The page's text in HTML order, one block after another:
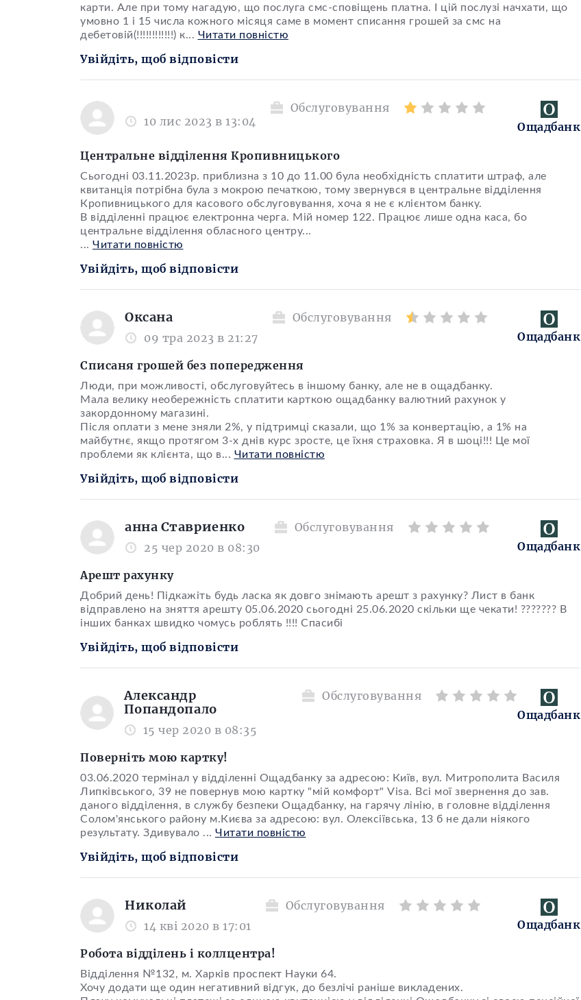
карти. Але при тому нагадую, що послуга смс-сповіщень платна. І цій послузі начхати, що
умовно 1 і 15 числа кожного місяця саме в момент списання грошей за смс на
дебетовій(!!!!!!!!!!!!) к... Читати повністю
Увійдіть, щоб відповісти
10 лис 2023 в 13:04
Обслуговування
Ощадбанк
Центральне відділення Кропивницького
Сьогодні 03.11.2023р. приблизна з 10 до 11.00 була необхідність сплатити штраф, але
квитанція потрібна була з мокрою печаткою, тому звернувся в центральне відділення
Кропивницького для касового обслуговування, хоча я не є клієнтом банку.
В відділенні працює електронна черга. Мій номер 122. Працює лише одна каса, бо
центральне відділення обласного центру...
... Читати повністю
Увійдіть, щоб відповісти
Оксана
09 тра 2023 в 21:27
Обслуговування
Ощадбанк
Списаня грошей без попередження
Люди, при можливості, обслуговуйтесь в іншому банку, але не в ощадбанку.
Мала велику необережність сплатити карткою ощадбанку валютний рахунок у
закордонному магазині.
Після оплати з мене зняли 2%, у підтримці сказали, що 1% за конвертацію, а 1% на
майбутнє, якщо протягом 3-х днів курс зросте, це їхня страховка. Я в шоці!!! Це мої
проблеми як клієнта, що в... Читати повністю
Увійдіть, щоб відповісти
анна Ставриенко
25 чер 2020 в 08:30
Обслуговування
Ощадбанк
Арешт рахунку
Добрий день! Підкажіть будь ласка як довго знімають арешт з рахунку? Лист в банк
відправлено на зняття арешту 05.06.2020 сьогодні 25.06.2020 скільки ще чекати! ??????? В
інших банках швидко чомусь роблять !!!! Спасибі
Увійдіть, щоб відповісти
Александр
Попандопало
15 чер 2020 в 08:35
Обслуговування
Ощадбанк
Поверніть мою картку!
03.06.2020 термінал у відділенні Ощадбанку за адресою: Київ, вул. Митрополита Василя
Липківського, 39 не повернув мою картку "мій комфорт" Visa. Всі мої звернення до зав.
даного відділення, в службу безпеки Ощадбанку, на гарячу лінію, в головне відділення
Солом'янського району м.Києва за адресою: вул. Олексіївська, 13 б не дали ніякого
результату. Здивувало ... Читати повністю
Увійдіть, щоб відповісти
Николай
14 кві 2020 в 17:01
Обслуговування
Ощадбанк
Робота відділень і коллцентра!
Відділення №132, м. Харків проспект Науки 64.
Хочу додати ще один негативний відгук, до безлічі раніше викладених.